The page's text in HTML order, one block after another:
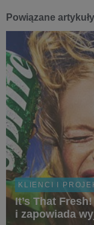
Powiązane artykuły
KLIENCI I
It’s That
i zapowiada